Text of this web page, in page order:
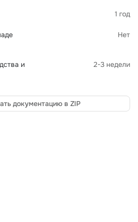
1 год
Нет
и
2-3 недели
документацию в ZIP